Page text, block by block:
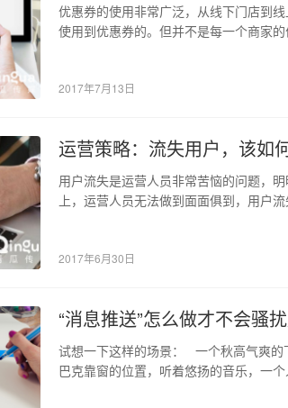
优惠券的使用非常广泛，从线下门店到
使用到优惠券的。但并不是每一个商家
2017年7月13日
运营策略：流失用户，该如
用户流失是运营人员非常苦恼的问题，
上，运营人员无法做到面面俱到，用户
2017年6月30日
“消息推送”怎么做才不会
试想一下这样的场景： 一个秋高气爽的
巴克靠窗的位置，听着悠扬的音乐，一